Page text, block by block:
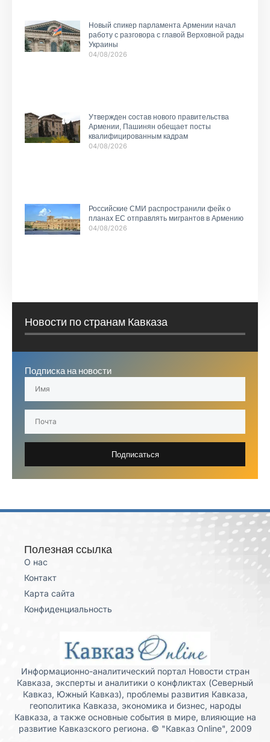
Новый спикер парламента Армении начал
работу с разговора с главой Верховной рады
Украины
04/08/2026
Утвержден состав нового правительства
Армении, Пашинян обещает посты
квалифицированным кадрам
04/08/2026
Российские СМИ распространили фейк о
планах ЕС отправлять мигрантов в Армению
04/08/2026
Новости по странам Кавказа
Подписка на новости
Подписаться
Полезная ссылка
О нас
Контакт
Карта сайта
Конфиденциальность
Информационно-аналитический портал Новости стран
Кавказа, эксперты и аналитики о конфликтах (Северный
Кавказ, Южный Кавказ), проблемы развития Кавказа,
геополитика Кавказа, экономика и бизнес, народы
Кавказа, а также основные события в мире, влияющие на
развитие Кавказского региона. © "Кавказ Online", 2009